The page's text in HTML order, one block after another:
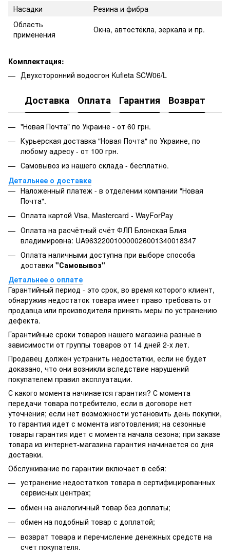
Насадки
Резина и фибра
Область
применения
Окна, автостёкла, зеркала и пр.
Комплектация:
Двухсторонний водосгон Kufieta SCW06/L
Доставка Оплата Гарантия Возврат
"Новая Почта" по Украине - от 60 грн.
Курьерская доставка "Новая Почта" по Украине, по
любому адресу - от 100 грн.
Самовывоз из нашего склада - бесплатно.
Детальнее о доставке
Наложенный платеж - в отделении компании "Новая
Почта".
Оплата картой Visa, Mastercard - WayForPay
Оплата на расчётный счёт ФЛП Блонская Блия
владимировна: UA963220010000026001340018347
Оплата наличными доступна при выборе способа
доставки "Самовывоз"
Детальнее о оплате
Гарантийный период - это срок, во время которого клиент,
обнаружив недостаток товара имеет право требовать от
продавца или производителя принять меры по устранению
дефекта.
Гарантийные сроки товаров нашего магазина разные в
зависимости от группы товаров от 14 дней 2-х лет.
Продавец должен устранить недостатки, если не будет
доказано, что они возникли вследствие нарушений
покупателем правил эксплуатации.
С какого момента начинается гарантия? С момента
передачи товара потребителю, если в договоре нет
уточнения; если нет возможности установить день покупки,
то гарантия идет с момента изготовления; на сезонные
товары гарантия идет с момента начала сезона; при заказе
товара из интернет-магазина гарантия начинается со дня
доставки.
Обслуживание по гарантии включает в себя:
устранение недостатков товара в сертифицированных
сервисных центрах;
обмен на аналогичный товар без доплаты;
обмен на подобный товар с доплатой;
возврат товара и перечисление денежных средств на
счет покупателя.